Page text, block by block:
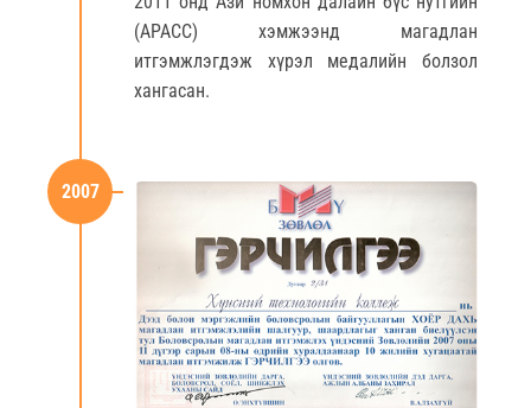
(АРАСС) хэмжээнд магадлан
итгэмжлэгдэж хүрэл медалийн болзол
хангасан.
2007